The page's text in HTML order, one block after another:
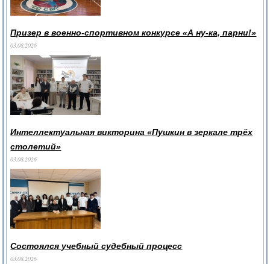
Призер в военно-спортивном конкурсе «А ну-ка, парни!»
03.08.2026
Интеллектуальная викторина «Пушкин в зеркале трёх
столетий»
03.08.2026
Состоялся учебный судебный процесс
03.08.2026